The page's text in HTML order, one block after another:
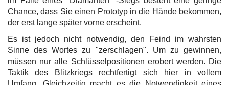
Chance, dass Sie einen Prototyp in die Hände bekommen,
der erst lange später vorne erscheint.
Es ist jedoch nicht notwendig, den Feind im wahrsten
Sinne des Wortes zu "zerschlagen". Um zu gewinnen,
müssen nur alle Schlüsselpositionen erobert werden. Die
Taktik des Blitzkriegs rechtfertigt sich hier in vollem